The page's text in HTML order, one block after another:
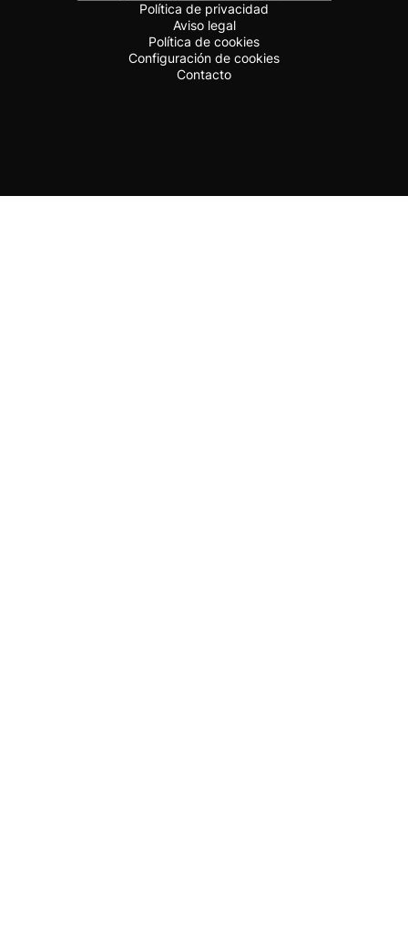
Política de privacidad
Aviso legal
Política de cookies
Configuración de cookies
Contacto